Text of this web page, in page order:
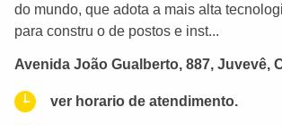
do mundo, que adota a mais alta
para constru o de postos e inst...
Avenida João Gualberto, 887, Juvevê,
ver horario de atendimento.